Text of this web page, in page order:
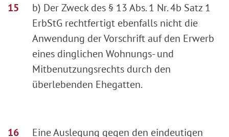
b) Der Zweck des § 13 Abs. 1 Nr. 4b Satz 1
ErbStG rechtfertigt ebenfalls nicht die
Anwendung der Vorschrift auf den Erwerb
eines dinglichen Wohnungs- und
Mitbenutzungsrechts durch den
überlebenden Ehegatten.
Eine Auslegung gegen den eindeutigen